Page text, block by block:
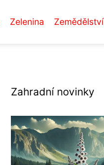
Zelenina Zemědělství
Zahradní novinky